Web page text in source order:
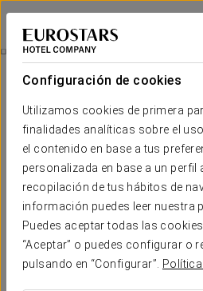
Configuración de cookies
Utilizamos cookies de primera
finalidades analíticas sobre el
el contenido en base a tus
personalizada en base a un perfil
recopilación de tus hábitos de
información puedes leer nuestra
Puedes aceptar todas las
“Aceptar” o puedes configurar o
pulsando en “Configurar”.
Exe Bacatá 95
BOGOTÁ
Habitaciones
El confort y
El Exe Bacatá 95 Hotel
contemporáneas, muy luminosas,
pensadas especialmente para las
profesionales. Todas las habitaciones
PC, aire acondicionado, amplio
de seguridad y
El interior de las habitaciones es
colores y texturas de los kogui